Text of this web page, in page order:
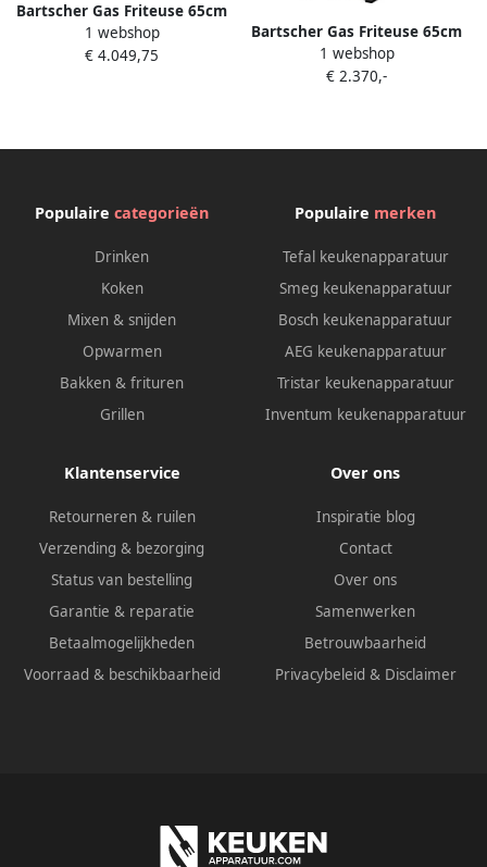
Bartscher Gas Friteuse 65cm
Diep 2x 8 Liter TG 1152113
Horeca
1 webshop
€ 4.049,75
Bartscher Gas Friteuse 65cm
Diep 8 Liter TG 1152103
Horeca
1 webshop
€ 2.370,-
Populaire categorieën
Drinken
Koken
Mixen & snijden
Opwarmen
Bakken & frituren
Grillen
Populaire merken
Tefal keukenapparatuur
Smeg keukenapparatuur
Bosch keukenapparatuur
AEG keukenapparatuur
Tristar keukenapparatuur
Inventum keukenapparatuur
Klantenservice
Retourneren & ruilen
Verzending & bezorging
Status van bestelling
Garantie & reparatie
Betaalmogelijkheden
Voorraad & beschikbaarheid
Over ons
Inspiratie blog
Contact
Over ons
Samenwerken
Betrouwbaarheid
Privacybeleid & Disclaimer